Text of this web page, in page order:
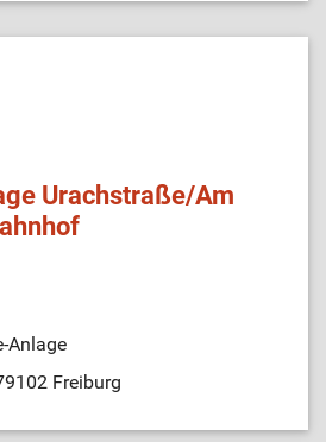
Urachstraße/Am
Anlage
Freiburg